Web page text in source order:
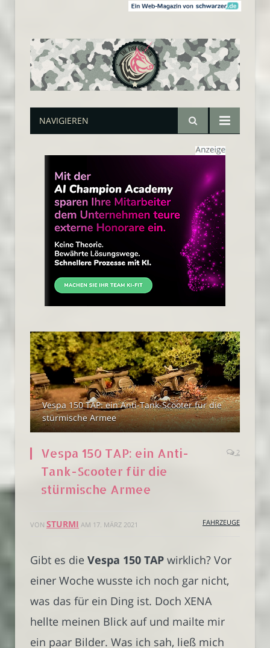
NAVIGIEREN
Vespa 150 TAP: ein Anti-Tank-Scooter für die
stürmische Armee
Vespa 150 TAP: ein Anti-
Tank-Scooter für die
stürmische Armee
2
VON STURMI AM 17. MÄRZ 2021 FAHRZEUGE
Gibt es die Vespa 150 TAP wirklich? Vor
einer Woche wusste ich noch gar nicht,
was das für ein Ding ist. Doch XENA
hellte meinen Blick auf und mailte mir
ein paar Bilder. Was ich sah, ließ mich